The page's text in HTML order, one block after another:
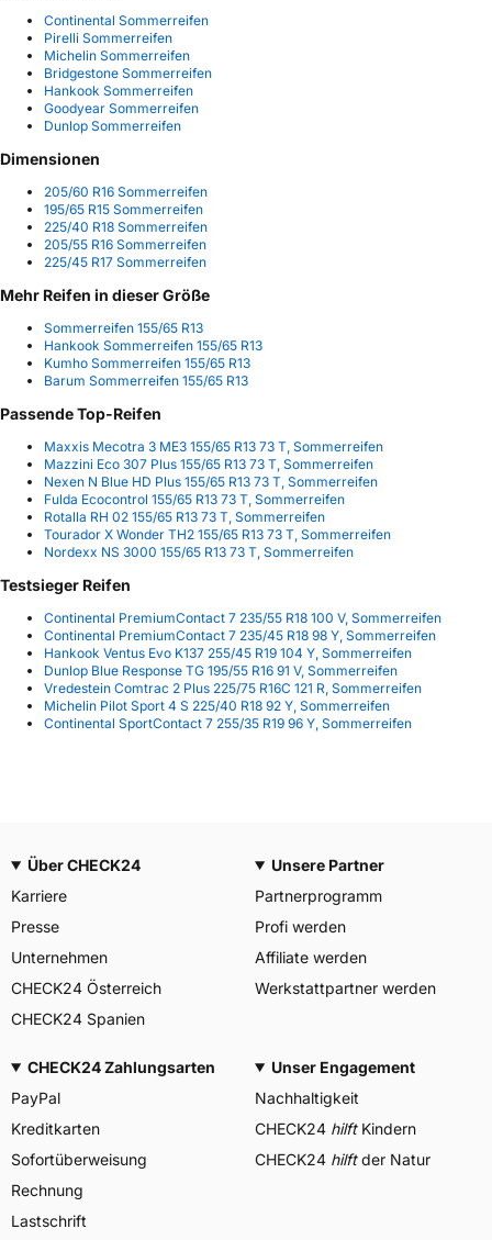
Continental Sommerreifen
Pirelli Sommerreifen
Michelin Sommerreifen
Bridgestone Sommerreifen
Hankook Sommerreifen
Goodyear Sommerreifen
Dunlop Sommerreifen
Dimensionen
205/60 R16 Sommerreifen
195/65 R15 Sommerreifen
225/40 R18 Sommerreifen
205/55 R16 Sommerreifen
225/45 R17 Sommerreifen
Mehr Reifen in dieser Größe
Sommerreifen 155/65 R13
Hankook Sommerreifen 155/65 R13
Kumho Sommerreifen 155/65 R13
Barum Sommerreifen 155/65 R13
Passende Top-Reifen
Maxxis Mecotra 3 ME3 155/65 R13 73 T, Sommerreifen
Mazzini Eco 307 Plus 155/65 R13 73 T, Sommerreifen
Nexen N Blue HD Plus 155/65 R13 73 T, Sommerreifen
Fulda Ecocontrol 155/65 R13 73 T, Sommerreifen
Rotalla RH 02 155/65 R13 73 T, Sommerreifen
Tourador X Wonder TH2 155/65 R13 73 T, Sommerreifen
Nordexx NS 3000 155/65 R13 73 T, Sommerreifen
Testsieger Reifen
Continental PremiumContact 7 235/55 R18 100 V, Sommerreifen
Continental PremiumContact 7 235/45 R18 98 Y, Sommerreifen
Hankook Ventus Evo K137 255/45 R19 104 Y, Sommerreifen
Dunlop Blue Response TG 195/55 R16 91 V, Sommerreifen
Vredestein Comtrac 2 Plus 225/75 R16C 121 R, Sommerreifen
Michelin Pilot Sport 4 S 225/40 R18 92 Y, Sommerreifen
Continental SportContact 7 255/35 R19 96 Y, Sommerreifen
Über CHECK24
Karriere
Presse
Unternehmen
CHECK24 Österreich
CHECK24 Spanien
Unsere Partner
Partnerprogramm
Profi werden
Affiliate werden
Werkstattpartner werden
CHECK24 Zahlungsarten
PayPal
Kreditkarten
Sofortüberweisung
Rechnung
Lastschrift
Unser Engagement
Nachhaltigkeit
CHECK24 hilftKindern
CHECK24 hilftder Natur